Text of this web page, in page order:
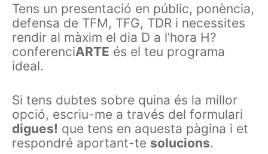
Tens un presentació en públic, ponència,
defensa de TFM, TFG, TDR i necessites
rendir al màxim el dia D a l’hora H?
conferenciARTE és el teu programa
ideal.
Si tens dubtes sobre quina és la millor
opció, escriu-me a través del formulari
digues! que tens en aquesta pàgina i et
respondré aportant-te solucions.